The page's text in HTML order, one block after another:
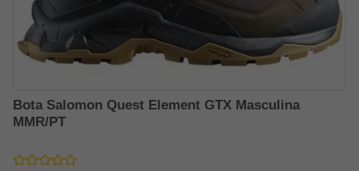
Bota Salomon Quest Element GTX Masculina
MMR/PT